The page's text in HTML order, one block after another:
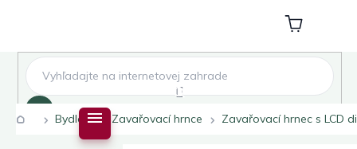
Nákupní
košík
DomůBydlení Zavařovací hrnce Zavařovací hrnec s LCD